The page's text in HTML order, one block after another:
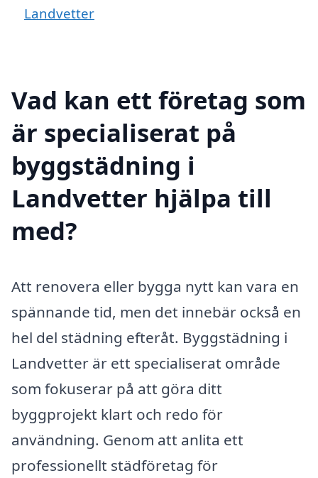
Landvetter
Vad kan ett företag som
är specialiserat på
byggstädning i
Landvetter hjälpa till
med?
Att renovera eller bygga nytt kan vara en
spännande tid, men det innebär också en
hel del städning efteråt. Byggstädning i
Landvetter är ett specialiserat område
som fokuserar på att göra ditt
byggprojekt klart och redo för
användning. Genom att anlita ett
professionellt städföretag för